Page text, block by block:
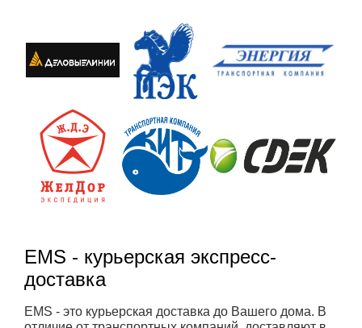
EMS - курьерская экспресс-
доставка
EMS - это курьерская доставка до Вашего дома. В